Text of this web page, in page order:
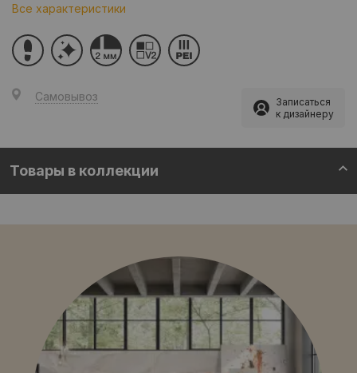
Все характеристики
Самовывоз
Записаться
к дизайнеру
Товары в коллекции